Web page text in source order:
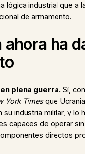
lógica industrial que a
de armamento.
ahora ha
plena guerra. Sí,
York Timesque
su industria militar, y lo
capaces de operar sin
directos